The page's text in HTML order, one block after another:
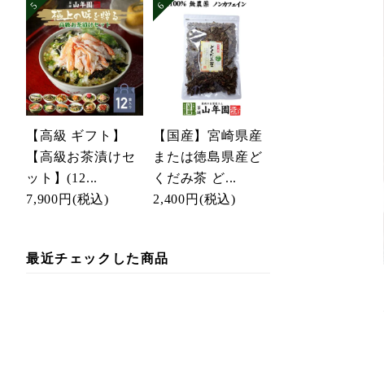
【高級 ギフト】
【高級お茶漬けセ
ット】(12...
7,900円 (税込)
【国産】宮崎県産
または徳島県産ど
くだみ茶 ど...
2,400円 (税込)
最近チェックした商品